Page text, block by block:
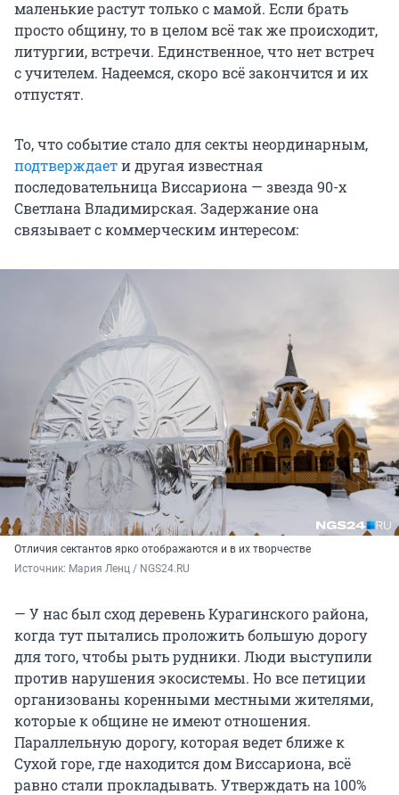
маленькие растут только с мамой. Если брать
просто общину, то в целом всё так же происходит,
литургии, встречи. Единственное, что нет встреч
с учителем. Надеемся, скоро всё закончится и их
отпустят.
То, что событие стало для секты неординарным,
подтверждаети другая известная
последовательница Виссариона — звезда 90-х
Светлана Владимирская. Задержание она
связывает с коммерческим интересом:
Отличия сектантов ярко отображаются и в их творчестве
Источник: Мария Ленц / NGS24.RU
— У нас был сход деревень Курагинского района,
когда тут пытались проложить большую дорогу
для того, чтобы рыть рудники. Люди выступили
против нарушения экосистемы. Но все петиции
организованы коренными местными жителями,
которые к общине не имеют отношения.
Параллельную дорогу, которая ведет ближе к
Сухой горе, где находится дом Виссариона, всё
равно стали прокладывать. Утверждать на 100%